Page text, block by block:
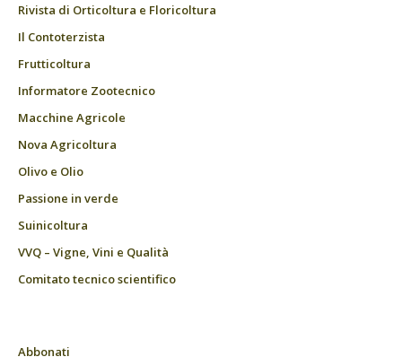
Rivista di Orticoltura e Floricoltura
Il Contoterzista
Frutticoltura
Informatore Zootecnico
Macchine Agricole
Nova Agricoltura
Olivo e Olio
Passione in verde
Suinicoltura
VVQ – Vigne, Vini e Qualità
Comitato tecnico scientifico
Abbonati